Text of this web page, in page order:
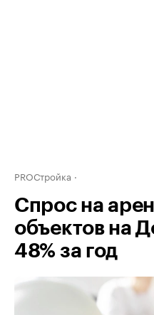
PROСтройка
Спрос на
объектов на
48% за год